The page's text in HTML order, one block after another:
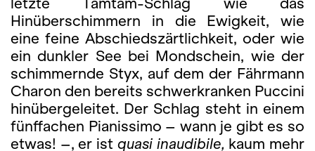
Hinüberschimmern in die Ewigkeit, wie
eine feine Abschiedszärtlichkeit, oder wie
ein dunkler See bei Mondschein, wie der
schimmernde Styx, auf dem der Fährmann
Charon den bereits schwerkranken Puccini
hinübergeleitet. Der Schlag steht in einem
fünffachen Pianissi­mo – wann je gibt es so
etwas! –, er ist quasi inaudibile, kaum mehr